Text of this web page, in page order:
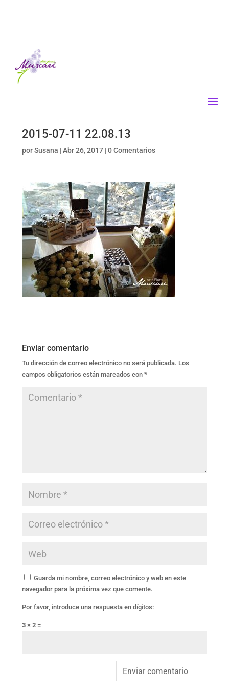
2015-07-11 22.08.13
porSusana |Abr 26, 2017|0 Comentarios
Enviar comentario
Tu dirección de correo electrónico no será publicada. Los
campos obligatorios están marcados con *
Guarda mi nombre, correo electrónico y web en este
navegador para la próxima vez que comente.
Por favor, introduce una respuesta en dígitos:
3 × 2 =